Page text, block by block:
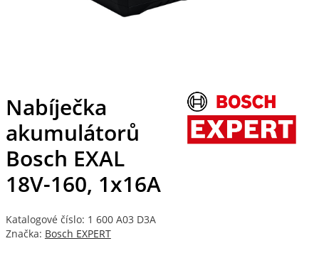
Nabíječka
akumulátorů
Bosch EXAL
18V-160, 1x16A
Katalogové číslo: 1 600 A03 D3A
Značka: Bosch EXPERT